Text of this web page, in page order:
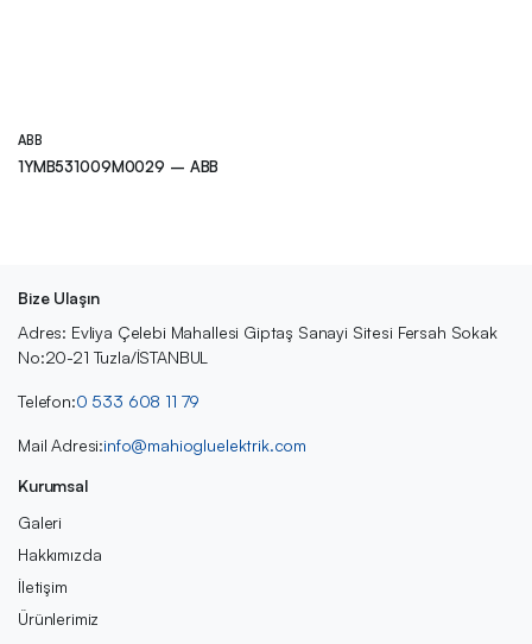
ABB
1YMB531009M0029 – ABB
Bize Ulaşın
Adres: Evliya Çelebi Mahallesi Giptaş Sanayi Sitesi Fersah Sokak
No:20-21 Tuzla/İSTANBUL
Telefon:0 533 608 11 79
Mail Adresi:info@mahiogluelektrik.com
Kurumsal
Galeri
Hakkımızda
İletişim
Ürünlerimiz